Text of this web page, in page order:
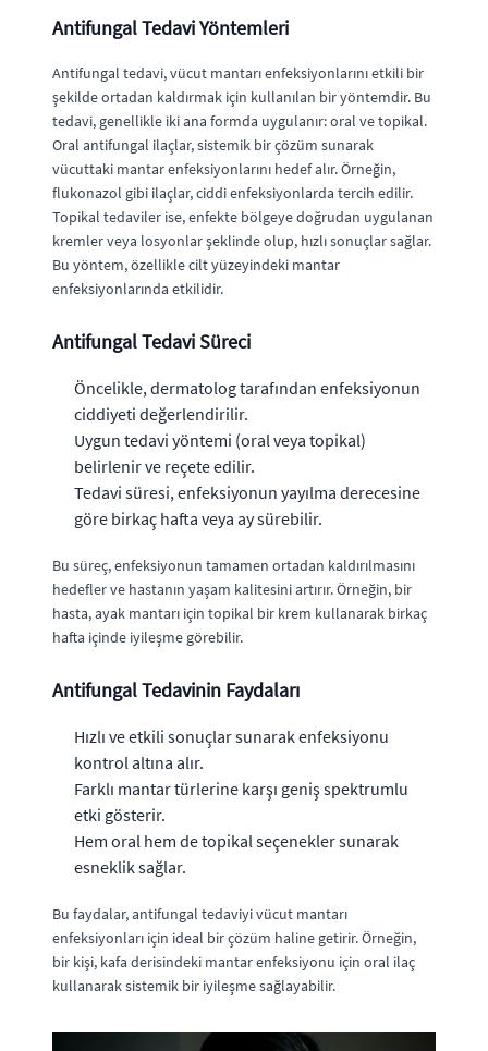
Antifungal Tedavi Yöntemleri
Antifungal tedavi, vücut mantarı enfeksiyonlarını etkili bir
şekilde ortadan kaldırmak için kullanılan bir yöntemdir. Bu
tedavi, genellikle iki ana formda uygulanır: oral ve topikal.
Oral antifungal ilaçlar, sistemik bir çözüm sunarak
vücuttaki mantar enfeksiyonlarını hedef alır. Örneğin,
flukonazol gibi ilaçlar, ciddi enfeksiyonlarda tercih edilir.
Topikal tedaviler ise, enfekte bölgeye doğrudan uygulanan
kremler veya losyonlar şeklinde olup, hızlı sonuçlar sağlar.
Bu yöntem, özellikle cilt yüzeyindeki mantar
enfeksiyonlarında etkilidir.
Antifungal Tedavi Süreci
Öncelikle, dermatolog tarafından enfeksiyonun
ciddiyeti değerlendirilir.
Uygun tedavi yöntemi (oral veya topikal)
belirlenir ve reçete edilir.
Tedavi süresi, enfeksiyonun yayılma derecesine
göre birkaç hafta veya ay sürebilir.
Bu süreç, enfeksiyonun tamamen ortadan kaldırılmasını
hedefler ve hastanın yaşam kalitesini artırır. Örneğin, bir
hasta, ayak mantarı için topikal bir krem kullanarak birkaç
hafta içinde iyileşme görebilir.
Antifungal Tedavinin Faydaları
Hızlı ve etkili sonuçlar sunarak enfeksiyonu
kontrol altına alır.
Farklı mantar türlerine karşı geniş spektrumlu
etki gösterir.
Hem oral hem de topikal seçenekler sunarak
esneklik sağlar.
Bu faydalar, antifungal tedaviyi vücut mantarı
enfeksiyonları için ideal bir çözüm haline getirir. Örneğin,
bir kişi, kafa derisindeki mantar enfeksiyonu için oral ilaç
kullanarak sistemik bir iyileşme sağlayabilir.